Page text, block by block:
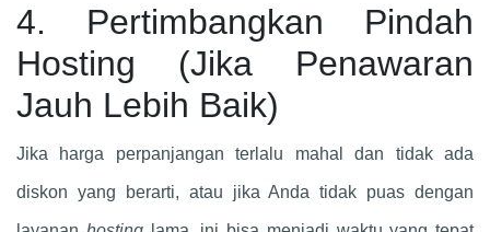
4. Pertimbangkan Pindah
Hosting (Jika Penawaran
Jauh Lebih Baik)
Jika harga perpanjangan terlalu mahal dan tidak ada
diskon yang berarti, atau jika Anda tidak puas dengan